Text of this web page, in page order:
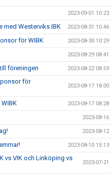
2023-09-01 10:23
med Westerviks IBK 2023-08-31 10:46
för WIBK 2023-08-30 10:29
2023-08-29 08:41
föreningen 2023-08-22 08:59
för
2023-08-17 18:00
2023-08-17 08:28
2023-08-16
2023-08-12
2023-08-10 15:13
vs VIK och Linköping vs
2023-07-21